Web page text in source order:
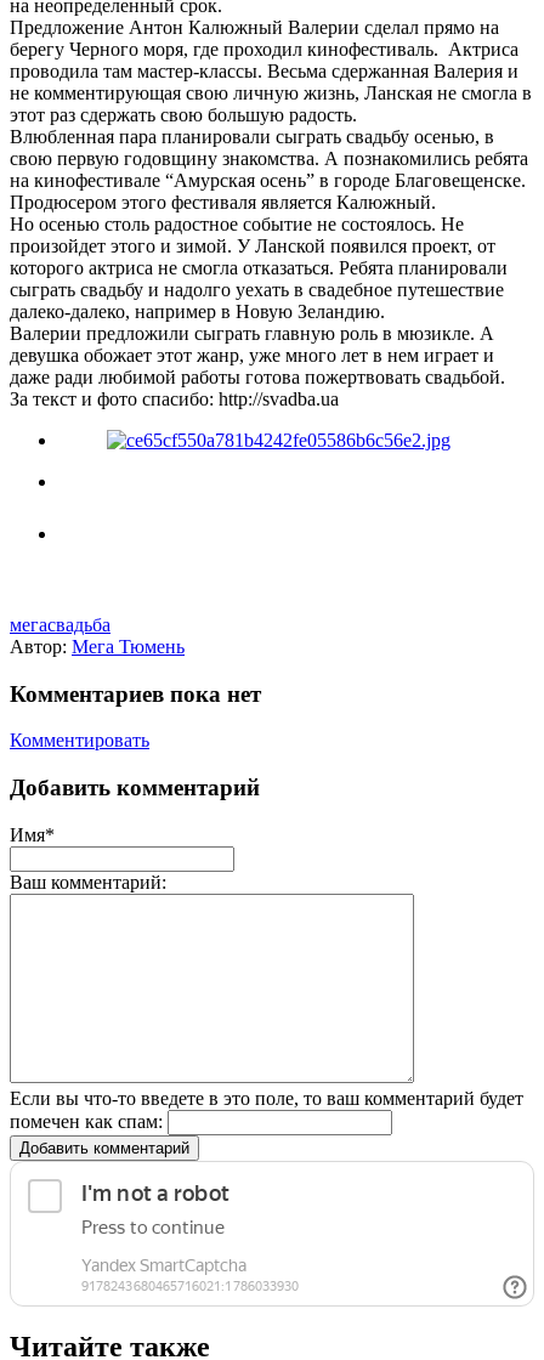
на неопределенный срок.
Предложение Антон Калюжный Валерии сделал прямо на
берегу Черного моря, где проходил кинофестиваль. Актриса
проводила там мастер-классы. Весьма сдержанная Валерия и
не комментирующая свою личную жизнь, Ланская не смогла в
этот раз сдержать свою большую радость.
Влюбленная пара планировали сыграть свадьбу осенью, в
свою первую годовщину знакомства. А познакомились ребята
на кинофестивале “Амурская осень” в городе Благовещенске.
Продюсером этого фестиваля является Калюжный.
Но осенью столь радостное событие не состоялось. Не
произойдет этого и зимой. У Ланской появился проект, от
которого актриса не смогла отказаться. Ребята планировали
сыграть свадьбу и надолго уехать в свадебное путешествие
далеко-далеко, например в Новую Зеландию.
Валерии предложили сыграть главную роль в мюзикле. А
девушка обожает этот жанр, уже много лет в нем играет и
даже ради любимой работы готова пожертвовать свадьбой.
За текст и фото спасибо: http://svadba.ua
мегасвадьба
Автор: Мега Тюмень
Комментариев пока нет
Комментировать
Добавить комментарий
Имя*
Ваш комментарий:
Если вы что-то введете в это поле, то ваш комментарий будет
помечен как спам:
Добавить комментарий
Читайте также